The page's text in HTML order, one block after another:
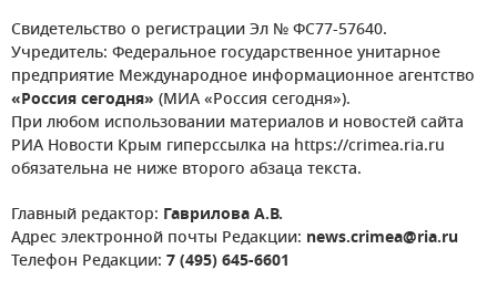
Свидетельство о регистрации Эл № ФС77-57640.
Учредитель: Федеральное государственное унитарное
предприятие Международное информационное агентство
«Россия сегодня» (МИА «Россия сегодня»).
При любом использовании материалов и новостей сайта
РИА Новости Крым гиперссылка на https://crimea.ria.ru
обязательна не ниже второго абзаца текста.
Главный редактор: Гаврилова А.В.
Адрес электронной почты Редакции: news.crimea@ria.ru
Телефон Редакции: 7 (495) 645-6601